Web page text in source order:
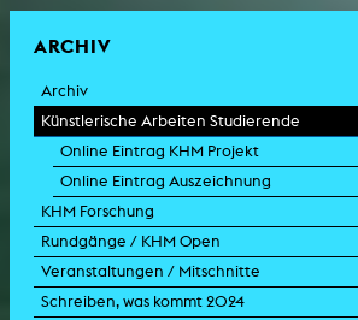
ARCHIV
Archiv
Künstlerische Arbeiten Studierende
Online Eintrag KHM Projekt
Online Eintrag Auszeichnung
KHM Forschung
Rundgänge / KHM Open
Veranstaltungen / Mitschnitte
Schreiben, was kommt 2024